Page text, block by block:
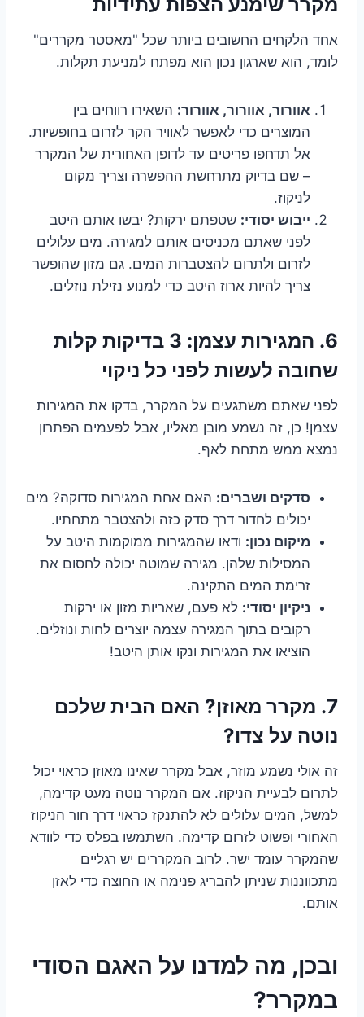
אחד הלקחים החשובים ביותר שכל "מאסטר מקררים"
לומד, הוא שארגון נכון הוא מפתח למניעת תקלות.
אוורור, אוורור, אוורור: השאירו רווחים בין
המוצרים כדי לאפשר לאוויר הקר לזרום בחופשיות.
אל תדחפו פריטים עד לדופן האחורית של המקרר
– שם בדיוק מתרחשת ההפשרה וצריך מקום
לניקוז.
ייבוש יסודי: שטפתם ירקות? יבשו אותם היטב
לפני שאתם מכניסים אותם למגירה. מים עלולים
לזרום ולתרום להצטברות המים. גם מזון שהופשר
צריך להיות ארוז היטב כדי למנוע נזילת נוזלים.
6. המגירות עצמן: 3 בדיקות קלות
שחובה לעשות לפני כל ניקוי
לפני שאתם משתגעים על המקרר, בדקו את המגירות
עצמן! כן, זה נשמע מובן מאליו, אבל לפעמים הפתרון
נמצא ממש מתחת לאף.
סדקים ושברים: האם אחת המגירות סדוקה? מים
יכולים לחדור דרך סדק כזה ולהצטבר מתחתיו.
מיקום נכון: ודאו שהמגירות ממוקמות היטב על
המסילות שלהן. מגירה שמוטה יכולה לחסום את
זרימת המים התקינה.
ניקיון יסודי: לא פעם, שאריות מזון או ירקות
רקובים בתוך המגירה עצמה יוצרים לחות ונוזלים.
הוציאו את המגירות ונקו אותן היטב!
7. מקרר מאוזן? האם הבית שלכם
נוטה על צדו?
זה אולי נשמע מוזר, אבל מקרר שאינו מאוזן כראוי יכול
לתרום לבעיית הניקוז. אם המקרר נוטה מעט קדימה,
למשל, המים עלולים לא להתנקז כראוי דרך חור הניקוז
האחורי ופשוט לזרום קדימה. השתמשו בפלס כדי לוודא
שהמקרר עומד ישר. לרוב המקררים יש רגליים
מתכווננות שניתן להבריג פנימה או החוצה כדי לאזן
אותם.
ובכן, מה למדנו על האגם הסודי
במקרר?